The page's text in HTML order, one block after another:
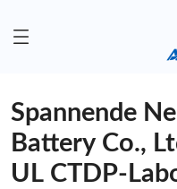
Spannende
Battery Co.,
UL CTDP-